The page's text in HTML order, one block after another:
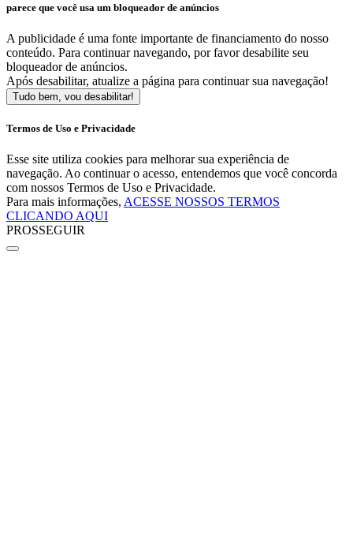
parece que você usa um bloqueador de anúncios
A publicidade é uma fonte importante de financiamento do nosso
conteúdo. Para continuar navegando, por favor desabilite seu
bloqueador de anúncios.
Após desabilitar, atualize a página para continuar sua navegação!
Tudo bem, vou desabilitar!
Termos de Uso e Privacidade
Esse site utiliza cookies para melhorar sua experiência de
navegação. Ao continuar o acesso, entendemos que você concorda
com nossos Termos de Uso e Privacidade.
Para mais informações, ACESSE NOSSOS TERMOS
CLICANDO AQUI
PROSSEGUIR